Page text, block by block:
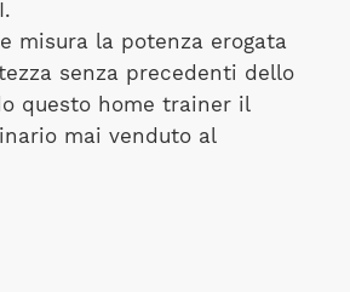
misura la potenza erogata
senza precedenti dello
questo home trainer il
mai venduto al